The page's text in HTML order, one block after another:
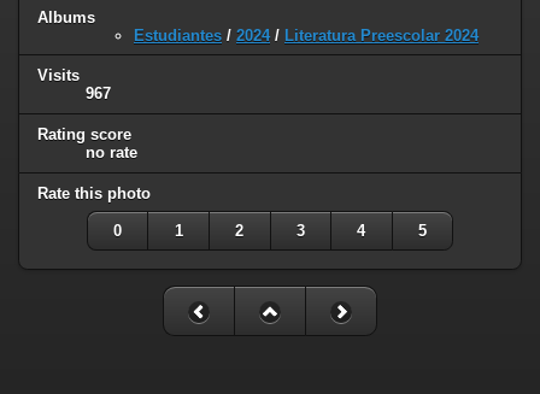
Albums
Estudiantes / 2024/ Literatura Preescolar 2024
Visits
967
Rating score
no rate
Rate this photo
0 1 2 3 4 5